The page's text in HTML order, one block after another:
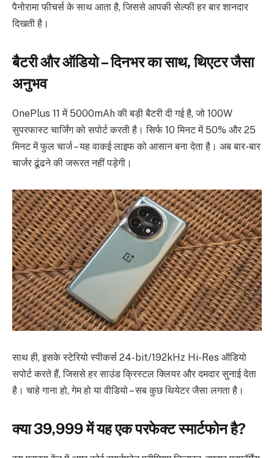
पैनोरामा फीचर्स के साथ आता है, जिससे आपकी सेल्फी हर बार शानदार
दिखती है।
बैटरी और ऑडियो – दिनभर का साथ, थिएटर जैसा
अनुभव
OnePlus 11 में 5000mAh की बड़ी बैटरी दी गई है, जो 100W
सुपरफास्ट चार्जिंग को सपोर्ट करती है। सिर्फ 10 मिनट में 50% और 25
मिनट में फुल चार्ज – यह वाकई लाइफ को आसान बना देता है। अब बार-बार
चार्जर ढूंढने की जरूरत नहीं पड़ेगी।
साथ ही, इसके स्टेरियो स्पीकर्स 24-bit/192kHz Hi-Res ऑडियो
सपोर्ट करते हैं, जिससे हर साउंड क्रिस्टल क्लियर और दमदार सुनाई देता
है। चाहे गाना हो, गेम हो या वीडियो – सब कुछ थियेटर जैसा लगता है।
क्या ₹39,999 में यह एक परफेक्ट स्मार्टफोन है?